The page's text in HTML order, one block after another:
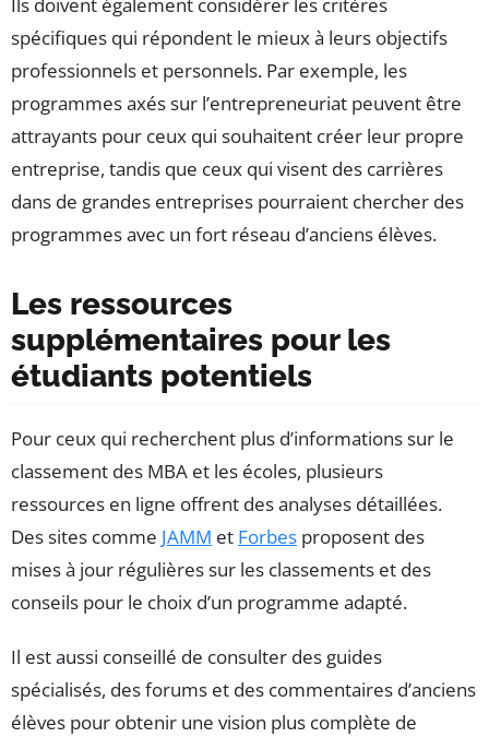
Ils doivent également considérer les critères
spécifiques qui répondent le mieux à leurs objectifs
professionnels et personnels. Par exemple, les
programmes axés sur l’entrepreneuriat peuvent être
attrayants pour ceux qui souhaitent créer leur propre
entreprise, tandis que ceux qui visent des carrières
dans de grandes entreprises pourraient chercher des
programmes avec un fort réseau d’anciens élèves.
Les ressources
supplémentaires pour les
étudiants potentiels
Pour ceux qui recherchent plus d’informations sur le
classement des MBA et les écoles, plusieurs
ressources en ligne offrent des analyses détaillées.
Des sites comme JAMM et Forbes proposent des
mises à jour régulières sur les classements et des
conseils pour le choix d’un programme adapté.
Il est aussi conseillé de consulter des guides
spécialisés, des forums et des commentaires d’anciens
élèves pour obtenir une vision plus complète de